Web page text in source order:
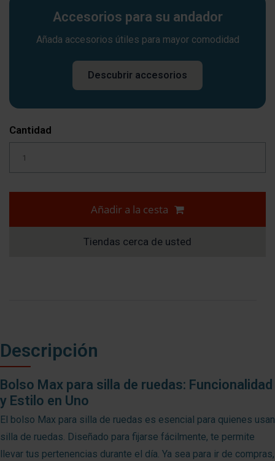
Accesorios para su andador
Añada accesorios útiles para mayor comodidad
Descubrir accesorios
Cantidad
Añadir a la cesta
Tiendas cerca de usted
Descripción
Bolso Max para silla de ruedas: Funcionalidad
y Estilo en Uno
El bolso Max para silla de ruedas es esencial para quienes usan
silla de ruedas. Diseñado para fijarse fácilmente, te permite
llevar tus pertenencias durante el día. Ya sea para ir de compras,